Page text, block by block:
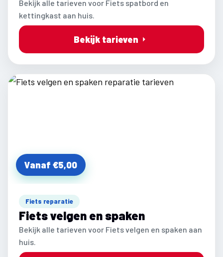
Bekijk alle tarieven voor Fiets spatbord en
kettingkast aan huis.
Bekijk tarieven
Vanaf €5,00
Fiets reparatie
Fiets velgen en spaken
Bekijk alle tarieven voor Fiets velgen en spaken aan
huis.